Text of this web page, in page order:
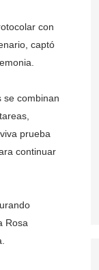
con
captó
se combinan
prueba
continuar
Rosa